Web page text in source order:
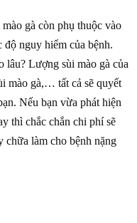
gà còn phụ thuộc vào
độ nguy hiểm của bệnh.
lâu? Lượng sùi mào gà của
mào gà,… tất cả sẽ quyết
Nếu bạn vừa phát hiện
thì chắc chắn chi phí sẽ
chữa làm cho bệnh nặng